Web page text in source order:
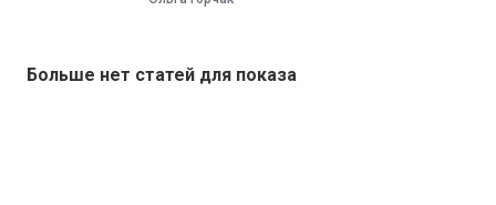
Больше нет статей для показа